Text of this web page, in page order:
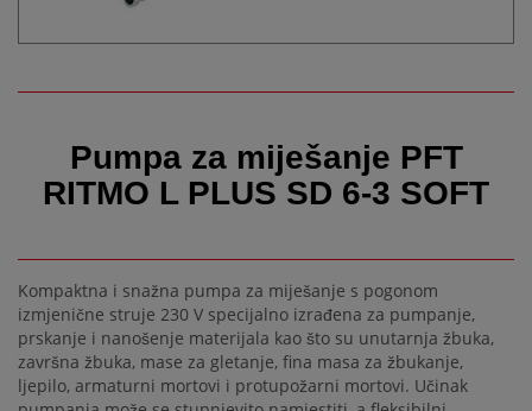
Pumpa za miješanje PFT
RITMO L PLUS SD 6-3 SOFT
Kompaktna i snažna pumpa za miješanje s pogonom
izmjenične struje 230 V specijalno izrađena za pumpanje,
prskanje i nanošenje materijala kao što su unutarnja žbuka,
završna žbuka, mase za gletanje, fina masa za žbukanje,
ljepilo, armaturni mortovi i protupožarni mortovi. Učinak